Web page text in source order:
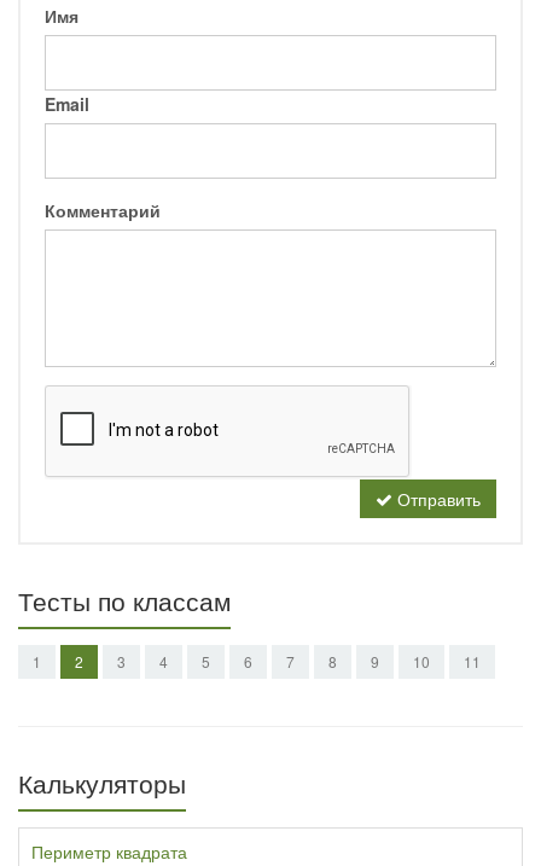
Имя
Email
Комментарий
Отправить
Тесты по классам
1 2 3 4 5 6 7 8 9 10 11
Калькуляторы
Периметр квадрата